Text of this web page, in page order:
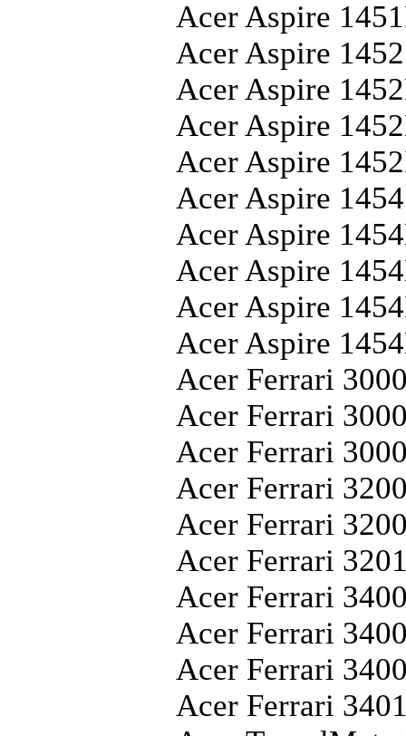
Acer Aspire
Acer Aspire 1452
Acer Aspire
Acer Aspire
Acer Aspire
Acer Aspire 1454
Acer Aspire
Acer Aspire
Acer Aspire
Acer Aspire
Acer Ferrari
Acer Ferrari
Acer Ferrari
Acer Ferrari
Acer Ferrari
Acer Ferrari
Acer Ferrari
Acer Ferrari
Acer Ferrari
Acer Ferrari